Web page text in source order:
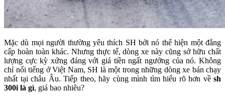
Mặc dù mọi người thường yêu thích SH bởi nó thể hiện một đẳng
cấp hoàn toàn khác. Nhưng thực tế, dòng xe này cũng sở hữu chất
lượng cực kỳ xứng đáng với giá tiền ngất ngưởng của nó. Không
chỉ nổi tiếng ở Việt Nam, SH là một trong những dòng xe bán chạy
nhất tại châu Âu. Tiếp theo, hãy cùng mình tìm hiểu rõ hơn về sh
300i là gì, giá bao nhiêu?